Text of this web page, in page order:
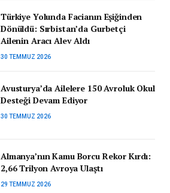
Türkiye Yolunda Facianın Eşiğinden
Dönüldü: Sırbistan’da Gurbetçi
Ailenin Aracı Alev Aldı
30 TEMMUZ 2026
Avusturya’da Ailelere 150 Avroluk Okul
Desteği Devam Ediyor
30 TEMMUZ 2026
Almanya’nın Kamu Borcu Rekor Kırdı:
2,66 Trilyon Avroya Ulaştı
29 TEMMUZ 2026